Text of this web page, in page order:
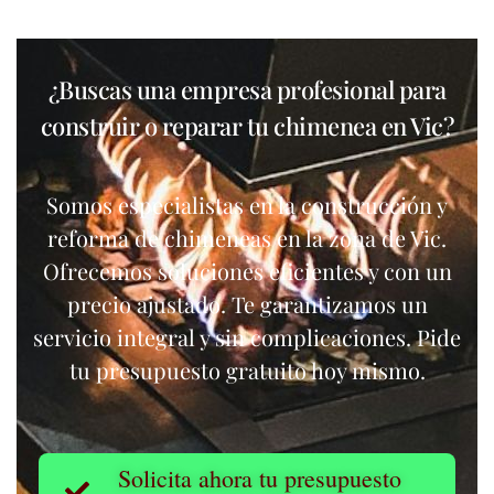
¿Buscas una empresa profesional para
construir o reparar tu chimenea en Vic?
Somos especialistas en la construcción y
reforma de chimeneas en la zona de Vic.
Ofrecemos soluciones eficientes y con un
precio ajustado. Te garantizamos un
servicio integral y sin complicaciones. Pide
tu presupuesto gratuito hoy mismo.
Solicita ahora tu presupuesto